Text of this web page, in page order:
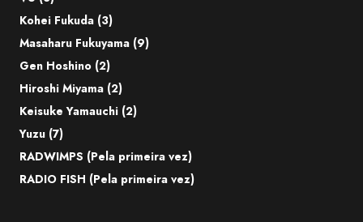
Kohei Fukuda (3)
Masaharu Fukuyama (9)
Gen Hoshino (2)
Hiroshi Miyama (2)
Keisuke Yamauchi (2)
Yuzu (7)
RADWIMPS (Pela primeira vez)
RADIO FISH (Pela primeira vez)